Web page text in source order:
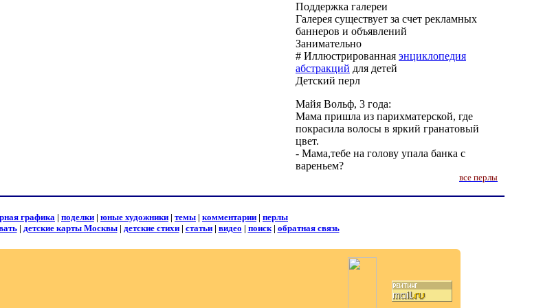
Поддержка галереи
Галерея существует за счет рекламных
баннеров и объявлений
Занимательно
# Иллюстрированная энциклопедия
абстракций для детей
Детский перл
Майя Вольф, 3 года:
Мама пришла из парихматерской, где
покрасила волосы в яркий гранатовый
цвет.
- Мама,тебе на голову упала банка с
вареньем?
все перлы
графика | поделки | юные художники | темы | комментарии | перлы
| детские карты Москвы| детские стихи| статьи| видео | поиск| обратная связь